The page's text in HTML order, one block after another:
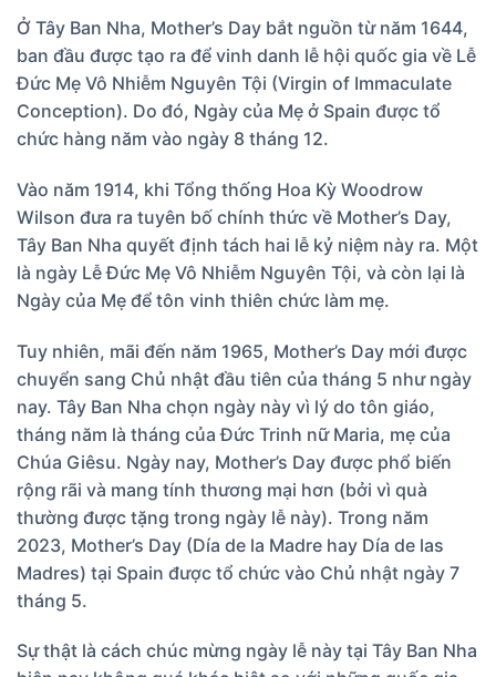
Ở Tây Ban Nha, Mother’s Day bắt nguồn từ năm 1644,
ban đầu được tạo ra để vinh danh lễ hội quốc gia về Lễ
Đức Mẹ Vô Nhiễm Nguyên Tội (Virgin of Immaculate
Conception). Do đó, Ngày của Mẹ ở Spain được tổ
chức hàng năm vào ngày 8 tháng 12.
Vào năm 1914, khi Tổng thống Hoa Kỳ Woodrow
Wilson đưa ra tuyên bố chính thức về Mother’s Day,
Tây Ban Nha quyết định tách hai lễ kỷ niệm này ra. Một
là ngày Lễ Đức Mẹ Vô Nhiễm Nguyên Tội, và còn lại là
Ngày của Mẹ để tôn vinh thiên chức làm mẹ.
Tuy nhiên, mãi đến năm 1965, Mother’s Day mới được
chuyển sang Chủ nhật đầu tiên của tháng 5 như ngày
nay. Tây Ban Nha chọn ngày này vì lý do tôn giáo,
tháng năm là tháng của Đức Trinh nữ Maria, mẹ của
Chúa Giêsu. Ngày nay, Mother’s Day được phổ biến
rộng rãi và mang tính thương mại hơn (bởi vì quà
thường được tặng trong ngày lễ này). Trong năm
2023, Mother’s Day (Día de la Madre hay Día de las
Madres) tại Spain được tổ chức vào Chủ nhật ngày 7
tháng 5.
Sự thật là cách chúc mừng ngày lễ này tại Tây Ban Nha